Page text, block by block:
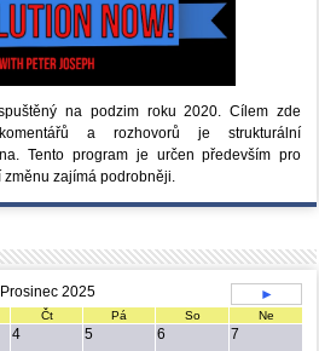
na podzim roku 2020.Cílem zde
a rozhovorů je strukturální
Tento program je určen především pro
změnu zajímá podrobněji.
Prosinec 2025 ►
Čt Pá So Ne
4 5 6 7